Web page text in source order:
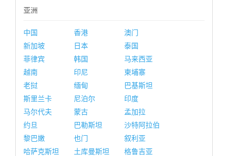
亚洲
中国 香港
澳门
新加坡
日本
泰国
菲律宾
韩国
马来西亚
越南
印尼
柬埔寨
老挝
缅甸
巴基斯坦
斯里兰卡
尼泊尔
印度
马尔代夫
蒙古
孟加拉
约旦
巴勒斯坦
沙特阿拉伯
黎巴嫩
也门
叙利亚
哈萨克斯坦
土库曼斯坦
格鲁吉亚